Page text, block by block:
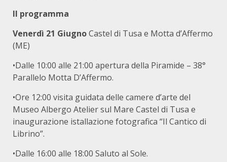
Il programma
Venerdì 21 GiugnoCastel di Tusa e Motta d’Affermo
(ME)
•Dalle 10:00 alle 21:00 apertura della Piramide – 38°
Parallelo Motta D’Affermo.
•Ore 12:00 visita guidata delle camere d’arte del
Museo Albergo Atelier sul Mare Castel di Tusa e
inaugurazione istallazione fotografica “Il Cantico di
Librino”.
•Dalle 16:00 alle 18:00 Saluto al Sole.